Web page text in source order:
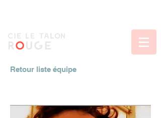
CIe le talon
rouge
Retour liste équipe